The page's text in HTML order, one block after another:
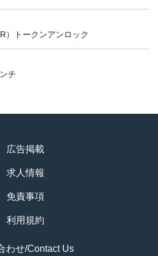
）トークンアンロック
チ
広告掲載
求人情報
免責事項
利用規約
わせ/Contact Us